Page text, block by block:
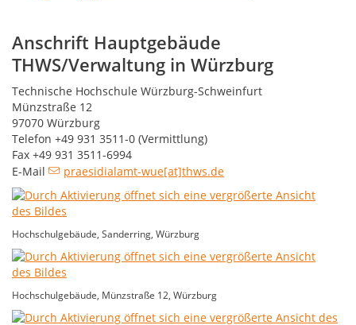
Anschrift Hauptgebäude
THWS/Verwaltung in Würzburg
Technische Hochschule Würzburg-Schweinfurt
Münzstraße 12
97070 Würzburg
Telefon +49 931 3511-0 (Vermittlung)
Fax +49 931 3511-6994
E-Mail
praesidialamt-wue[at]thws.de
Hochschulgebäude, Sanderring, Würzburg
Hochschulgebäude, Münzstraße 12, Würzburg